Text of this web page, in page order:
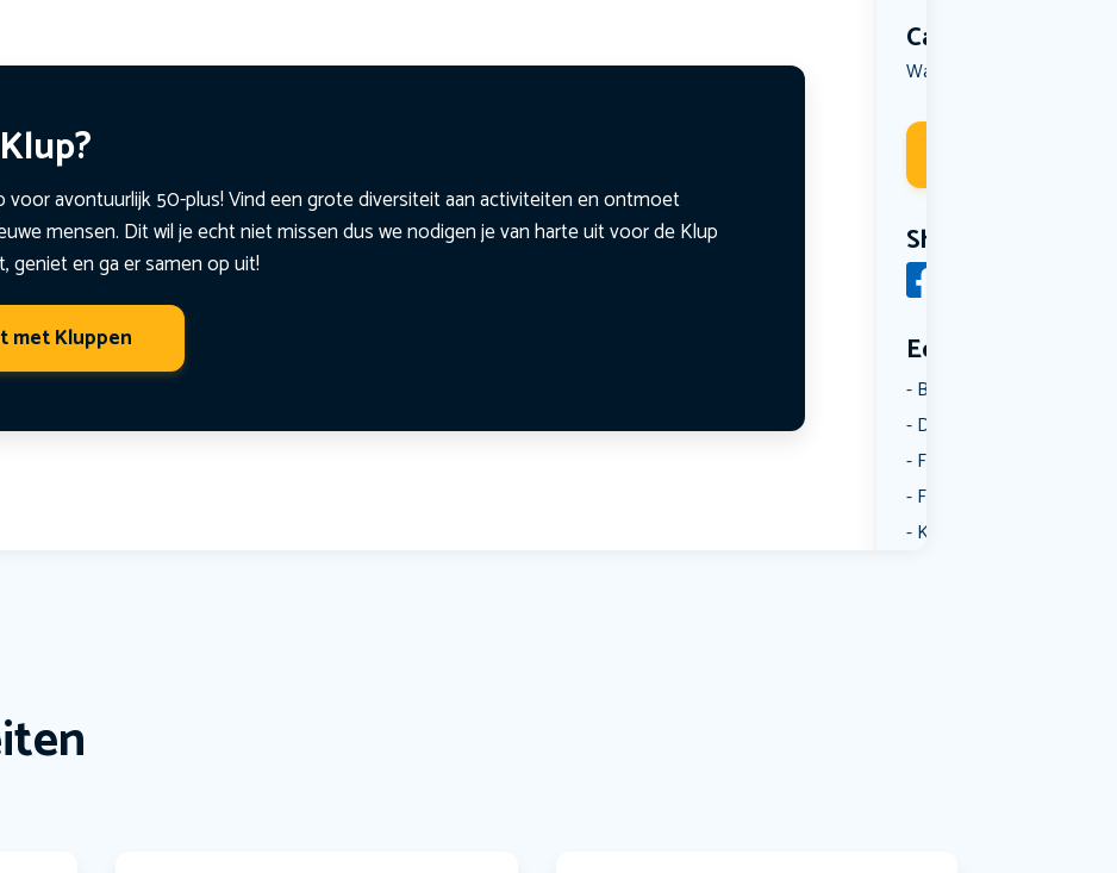
Categorie
Wandelen
Share
Een aantal
Borrelen
Dansen
Fietsen
Film
Kunst & Cultuur
voor avontuurlijk 50-plus! Vind een grote diversiteit aan activiteiten en ontmoet
mensen. Dit wil je echt niet missen dus we nodigen je van harte uit voor de Klup
geniet en ga er samen op uit!
met Kluppen